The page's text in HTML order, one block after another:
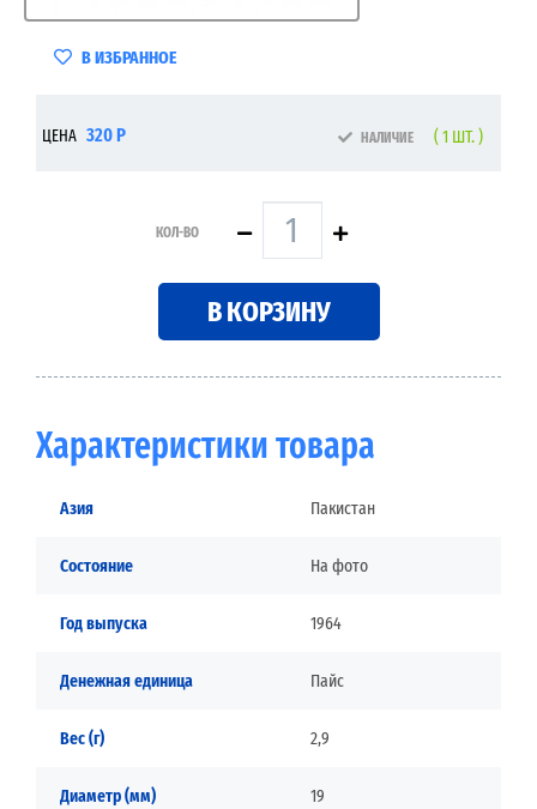
В ИЗБРАННОЕ
ЦЕНА 320 Р НАЛИЧИЕ ( 1 ШТ. )
КОЛ-ВО
В КОРЗИНУ
Характеристики товара
Азия Пакистан
Состояние На фото
Год выпуска 1964
Денежная единица Пайс
Вес (г) 2,9
Диаметр (мм) 19